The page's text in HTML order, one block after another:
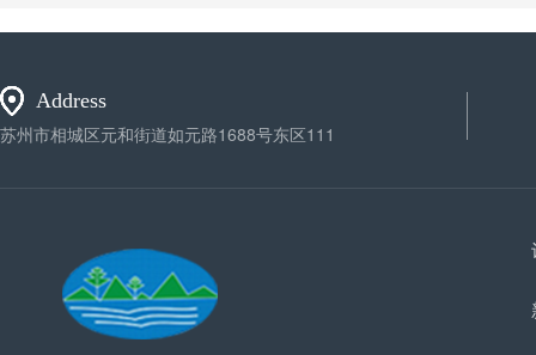
Address
苏州市相城区元和街道如元路1688号东区111